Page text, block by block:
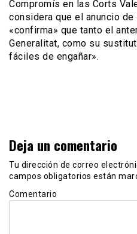
Compromís en las Corts
considera que el anuncio
«confirma» que tanto el
Generalitat, como su
fáciles de engañar».
Deja un comentario
Tu dirección de correo
campos obligatorios están
Comentario